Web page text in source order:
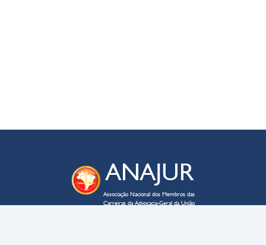
ANAJUR
Associação Nacional dos Membros das
Carreiras da Advocacia-Geral da União